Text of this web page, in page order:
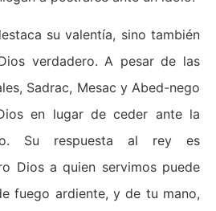
su valentía, sino también
verdadero. A pesar de las
Sadrac, Mesac y Abed-nego
en lugar de ceder ante la
Su respuesta al rey es
Dios a quien servimos puede
fuego ardiente, y de tu mano,